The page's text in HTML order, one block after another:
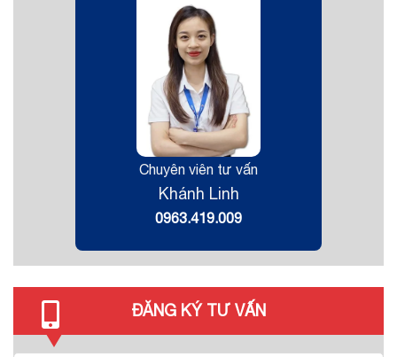
Chuyên viên tư vấn
Khánh Linh
0963.419.009
ĐĂNG KÝ TƯ VẤN